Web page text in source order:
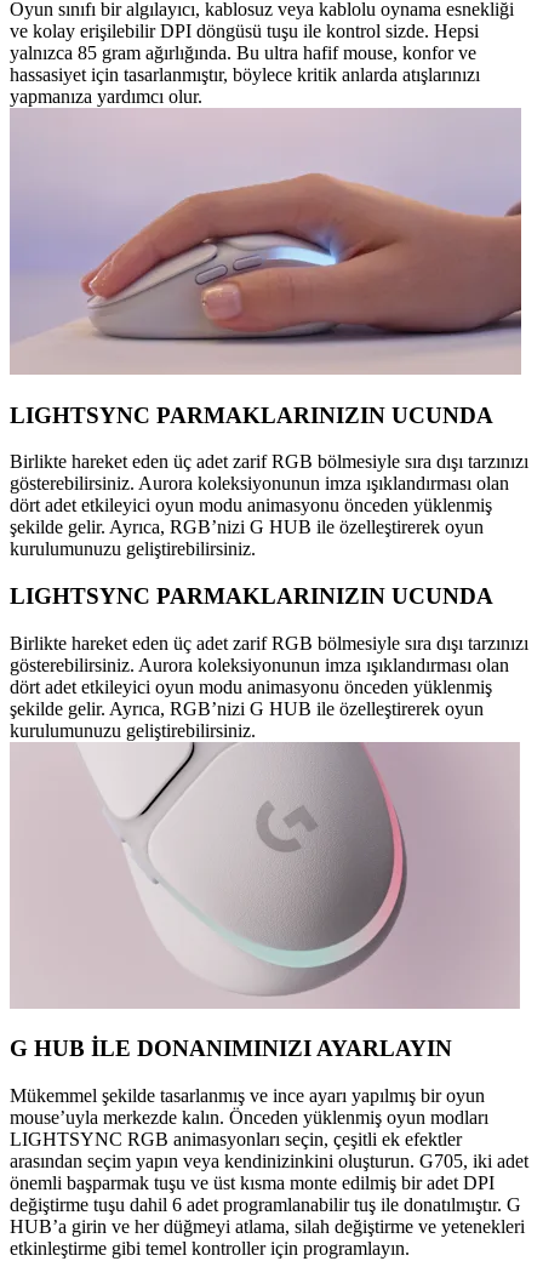
Oyun sınıfı bir algılayıcı, kablosuz veya kablolu oynama esnekliği
ve kolay erişilebilir DPI döngüsü tuşu ile kontrol sizde. Hepsi
yalnızca 85 gram ağırlığında. Bu ultra hafif mouse, konfor ve
hassasiyet için tasarlanmıştır, böylece kritik anlarda atışlarınızı
yapmanıza yardımcı olur.
LIGHTSYNC PARMAKLARINIZIN UCUNDA
Birlikte hareket eden üç adet zarif RGB bölmesiyle sıra dışı tarzınızı
gösterebilirsiniz. Aurora koleksiyonunun imza ışıklandırması olan
dört adet etkileyici oyun modu animasyonu önceden yüklenmiş
şekilde gelir. Ayrıca, RGB’nizi G HUB ile özelleştirerek oyun
kurulumunuzu geliştirebilirsiniz.
LIGHTSYNC PARMAKLARINIZIN UCUNDA
Birlikte hareket eden üç adet zarif RGB bölmesiyle sıra dışı tarzınızı
gösterebilirsiniz. Aurora koleksiyonunun imza ışıklandırması olan
dört adet etkileyici oyun modu animasyonu önceden yüklenmiş
şekilde gelir. Ayrıca, RGB’nizi G HUB ile özelleştirerek oyun
kurulumunuzu geliştirebilirsiniz.
G HUB İLE DONANIMINIZI AYARLAYIN
Mükemmel şekilde tasarlanmış ve ince ayarı yapılmış bir oyun
mouse’uyla merkezde kalın. Önceden yüklenmiş oyun modları
LIGHTSYNC RGB animasyonları seçin, çeşitli ek efektler
arasından seçim yapın veya kendinizinkini oluşturun. G705, iki adet
önemli başparmak tuşu ve üst kısma monte edilmiş bir adet DPI
değiştirme tuşu dahil 6 adet programlanabilir tuş ile donatılmıştır. G
HUB’a girin ve her düğmeyi atlama, silah değiştirme ve yetenekleri
etkinleştirme gibi temel kontroller için programlayın.